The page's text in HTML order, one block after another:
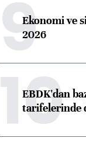
9Ekonomi ve
2026
10
EBDK'dan
tarifelerinde